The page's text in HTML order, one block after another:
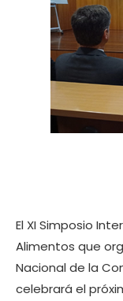
El XI Simposio
Alimentos que
Nacional de la
celebrará el